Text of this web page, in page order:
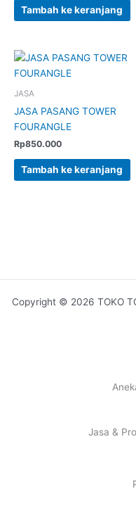
Tambah ke keranjang
JASA
JASA PASANG TOWER
FOURANGLE
Rp850.000
Tambah ke keranjang
Copyright © 2026 TOKO
Jasa &